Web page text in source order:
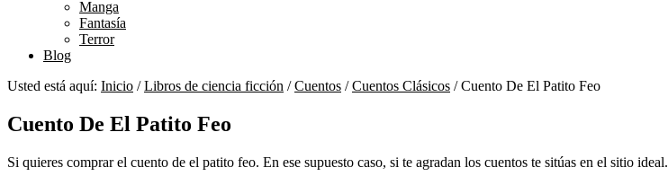
Manga
Fantasía
Terror
Blog
Usted está aquí: Inicio / Libros de ciencia ficción / Cuentos / Cuentos Clásicos /Cuento De El Patito Feo
Cuento De El Patito Feo
Si quieres comprar el cuento de el patito feo. En ese supuesto caso, si te agradan los cuentos te sitúas en el sitio ideal.